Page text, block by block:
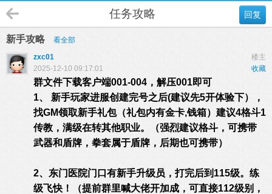
回复
任务攻略
新手攻略
看全部
楼主
zxc01
收藏
2025-12-10 09:17:01
群文件下载客户端001-004，解压001即可
1、 新手玩家进服创建完号之后(建议先5开体验下），
找GM领取新手礼包（礼包内有金卡,钱箱）建议4格斗1
传教，满级在转其他职业。（强烈建议格斗，可携带
武器和盾牌，拳套属于盾牌，后期也可携带）
2、东门医院门口有新手升级员，打完后到115级。练
级飞快！（提前群里喊大佬开加成，可直接112级别，